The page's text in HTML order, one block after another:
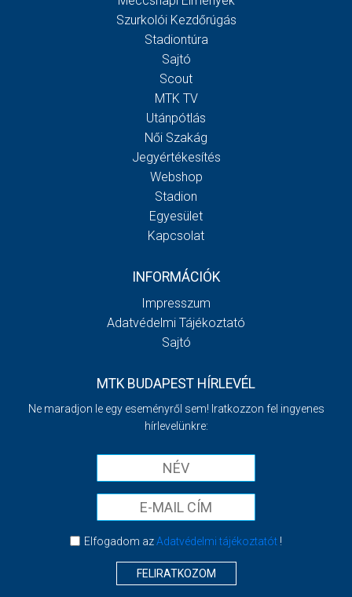
Szurkolói Kezdőrúgás
Stadiontúra
Sajtó
Scout
MTK TV
Utánpótlás
Női Szakág
Jegyértékesítés
Webshop
Stadion
Egyesület
Kapcsolat
INFORMÁCIÓK
Impresszum
Adatvédelmi Tájékoztató
Sajtó
MTK BUDAPEST HÍRLEVÉL
Ne maradjon le egy eseményről sem! Iratkozzon fel ingyenes
hírlevelünkre:
Elfogadom azAdatvédelmi tájékoztatót!
FELIRATKOZOM